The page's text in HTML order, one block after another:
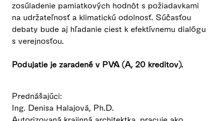
zosúladenie pamiatkových hodnôt s požiadavkami
na udržateľnosť a klimatickú odolnosť. Súčasťou
debaty bude aj hľadanie ciest k efektívnemu dialógu
s verejnosťou.
Podujatie je zaradené v PVA (A, 20 kreditov).
Prednášajúci:
Ing. Denisa Halajová, Ph.D.